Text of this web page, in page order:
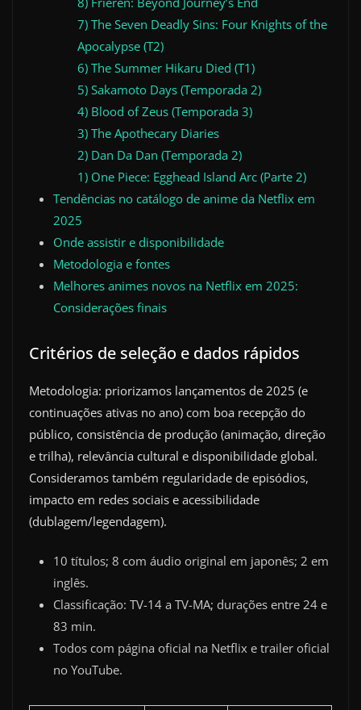
7) The Seven Deadly Sins: Four Knights of the
Apocalypse (T2)
6) The Summer Hikaru Died (T1)
5) Sakamoto Days (Temporada 2)
4) Blood of Zeus (Temporada 3)
3) The Apothecary Diaries
2) Dan Da Dan (Temporada 2)
1) One Piece: Egghead Island Arc (Parte 2)
Tendências no catálogo de anime da Netflix em
2025
Onde assistir e disponibilidade
Metodologia e fontes
Melhores animes novos na Netflix em 2025:
Considerações finais
Critérios de seleção e dados rápidos
Metodologia: priorizamos lançamentos de 2025 (e
continuações ativas no ano) com boa recepção do
público, consistência de produção (animação, direção
e trilha), relevância cultural e disponibilidade global.
Consideramos também regularidade de episódios,
impacto em redes sociais e acessibilidade
(dublagem/legendagem).
10 títulos; 8 com áudio original em japonês; 2 em
inglês.
Classificação: TV-14 a TV-MA; durações entre 24 e
83 min.
Todos com página oficial na Netflix e trailer oficial
no YouTube.